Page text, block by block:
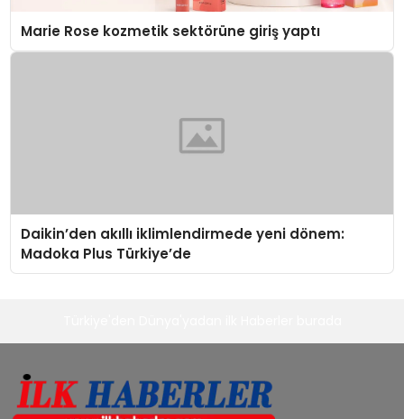
Marie Rose kozmetik sektörüne giriş yaptı
Daikin’den akıllı iklimlendirmede yeni dönem:
Madoka Plus Türkiye’de